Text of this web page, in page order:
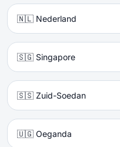
🇳🇱 Nederland
🇸🇬 Singapore
🇸🇸 Zuid-Soedan
🇺🇬 Oeganda